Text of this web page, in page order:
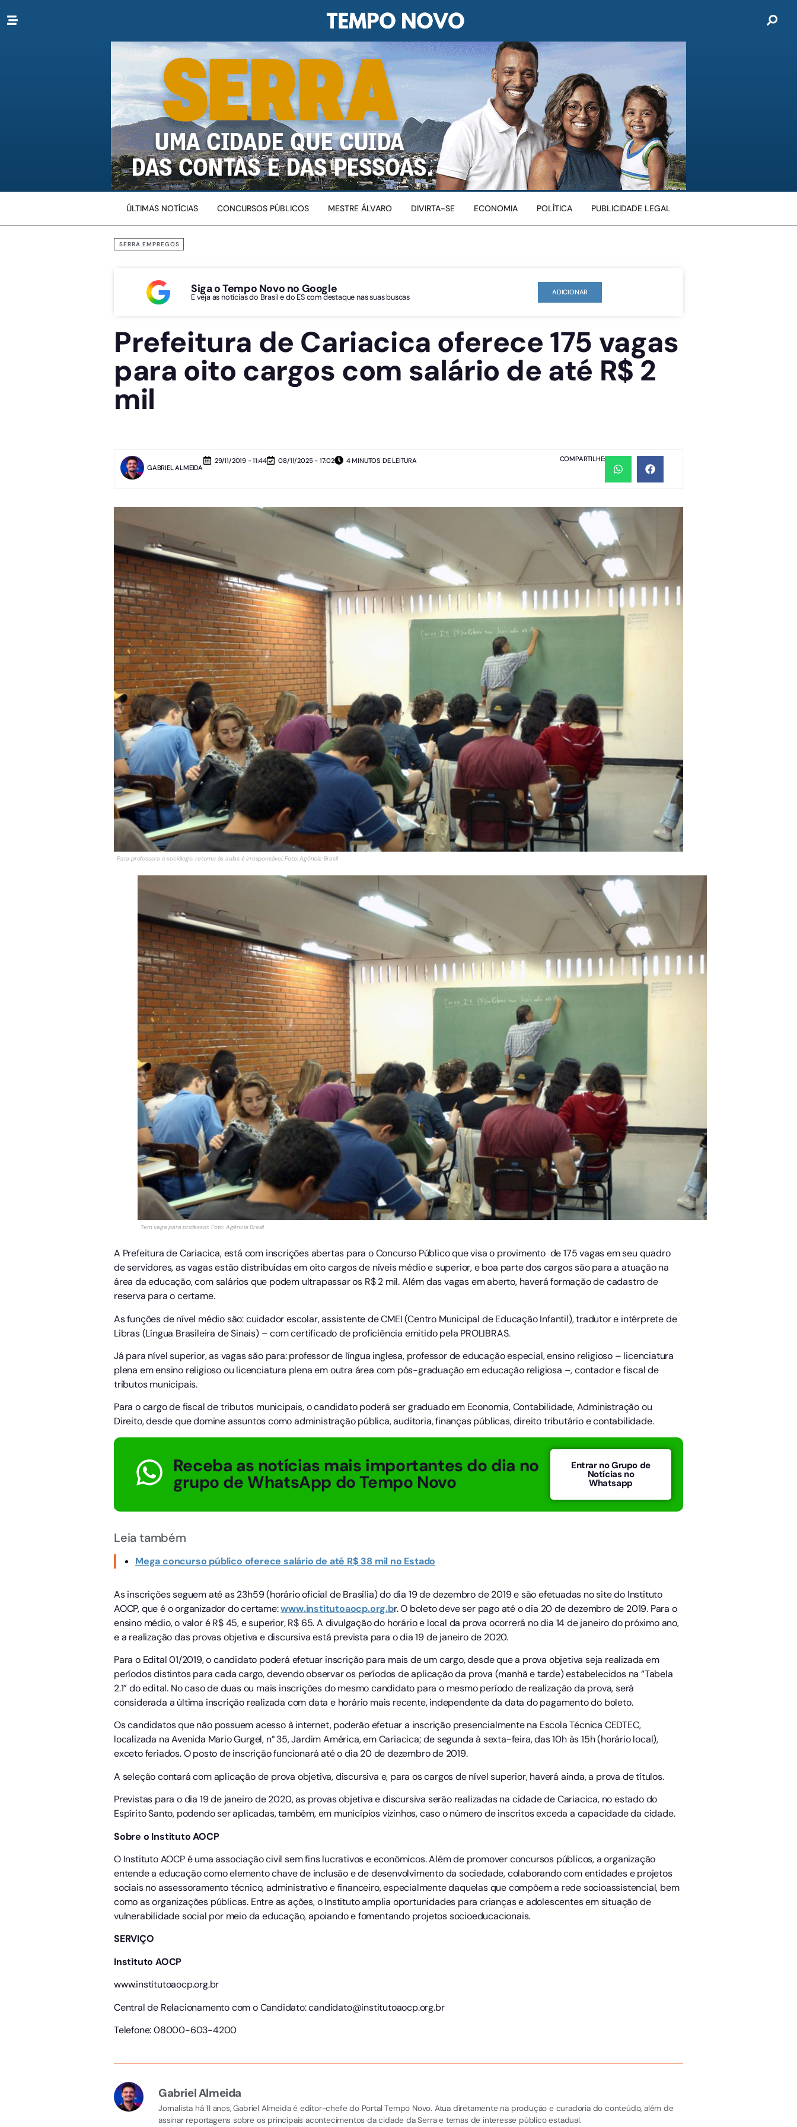
ÚLTIMAS NOTÍCIAS CONCURSOS PÚBLICOS MESTRE ÁLVARO DIVIRTA-SE ECONOMIA POLÍTICA PUBLICIDADE LEGAL
SERRA EMPREGOS
Siga o Tempo Novo no Google
E veja as notícias do Brasil e do ES com destaque nas suas buscas ADICIONAR
Prefeitura de Cariacica oferece 175 vagas
para oito cargos com salário de até R$ 2
mil
GABRIEL ALMEIDA
29/11/2019 - 11:44 08/11/2025 - 17:02 4 MINUTOS DE LEITURA COMPARTILHE:
Para professora e sociólogo, retorno às aulas é irresponsável. Foto: Agência Brasil
Tem vaga para professor. Foto: Agência Brasil
A Prefeitura de Cariacica, está com inscrições abertas para o Concurso Público que visa o provimento de 175 vagas em seu quadro
de servidores, as vagas estão distribuídas em oito cargos de níveis médio e superior, e boa parte dos cargos são para a atuação na
área da educação, com salários que podem ultrapassar os R$ 2 mil. Além das vagas em aberto, haverá formação de cadastro de
reserva para o certame.
As funções de nível médio são: cuidador escolar, assistente de CMEI (Centro Municipal de Educação Infantil), tradutor e intérprete de
Libras (Língua Brasileira de Sinais) – com certificado de proficiência emitido pela PROLIBRAS.
Já para nível superior, as vagas são para: professor de língua inglesa, professor de educação especial, ensino religioso – licenciatura
plena em ensino religioso ou licenciatura plena em outra área com pós-graduação em educação religiosa –, contador e fiscal de
tributos municipais.
Para o cargo de fiscal de tributos municipais, o candidato poderá ser graduado em Economia, Contabilidade, Administração ou
Direito, desde que domine assuntos como administração pública, auditoria, finanças públicas, direito tributário e contabilidade.
Receba as notícias mais importantes do dia no
grupo de WhatsApp do Tempo Novo
Entrar no Grupo de
Notícias no
Whatsapp
Leia também
Mega concurso público oferece salário de até R$ 38 mil no Estado
As inscrições seguem até as 23h59 (horário oficial de Brasília) do dia 19 de dezembro de 2019 e são efetuadas no site do Instituto
AOCP, que é o organizador do certame:www.institutoaocp.org.br. O boleto deve ser pago até o dia 20 de dezembro de 2019. Para o
ensino médio, o valor é R$ 45, e superior, R$ 65. A divulgação do horário e local da prova ocorrerá no dia 14 de janeiro do próximo ano,
e a realização das provas objetiva e discursiva está prevista para o dia 19 de janeiro de 2020.
Para o Edital 01/2019, o candidato poderá efetuar inscrição para mais de um cargo, desde que a prova objetiva seja realizada em
períodos distintos para cada cargo, devendo observar os períodos de aplicação da prova (manhã e tarde) estabelecidos na “Tabela
2.1” do edital. No caso de duas ou mais inscrições do mesmo candidato para o mesmo período de realização da prova, será
considerada a última inscrição realizada com data e horário mais recente, independente da data do pagamento do boleto.
Os candidatos que não possuem acesso à internet, poderão efetuar a inscrição presencialmente na Escola Técnica CEDTEC,
localizada na Avenida Mario Gurgel, n° 35, Jardim América, em Cariacica; de segunda à sexta-feira, das 10h às 15h (horário local),
exceto feriados. O posto de inscrição funcionará até o dia 20 de dezembro de 2019.
A seleção contará com aplicação de prova objetiva, discursiva e, para os cargos de nível superior, haverá ainda, a prova de títulos.
Previstas para o dia 19 de janeiro de 2020, as provas objetiva e discursiva serão realizadas na cidade de Cariacica, no estado do
Espírito Santo, podendo ser aplicadas, também, em municípios vizinhos, caso o número de inscritos exceda a capacidade da cidade.
Sobre o Instituto AOCP
O Instituto AOCP é uma associação civil sem fins lucrativos e econômicos. Além de promover concursos públicos, a organização
entende a educação como elemento chave de inclusão e de desenvolvimento da sociedade, colaborando com entidades e projetos
sociais no assessoramento técnico, administrativo e financeiro, especialmente daquelas que compõem a rede socioassistencial, bem
como as organizações públicas. Entre as ações, o Instituto amplia oportunidades para crianças e adolescentes em situação de
vulnerabilidade social por meio da educação, apoiando e fomentando projetos socioeducacionais.
SERVIÇO
Instituto AOCP
www.institutoaocp.org.br
Central de Relacionamento com o Candidato: candidato@institutoaocp.org.br
Telefone: 08000-603-4200
Gabriel Almeida
Jornalista há 11 anos, Gabriel Almeida é editor-chefe do Portal Tempo Novo. Atua diretamente na produção e curadoria do conteúdo, além de
assinar reportagens sobre os principais acontecimentos da cidade da Serra e temas de interesse público estadual.